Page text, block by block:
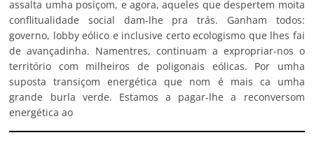
assalta umha posiçom, e agora, aqueles que despertem moita
conflitualidade social dam-lhe pra trás. Ganham todos:
governo, lobby eólico e inclusive certo ecologismo que lhes fai
de avançadinha. Namentres, continuam a expropriar-nos o
território com milheiros de poligonais eólicas. Por umha
suposta transiçom energética que nom é mais ca umha
grande burla verde. Estamos a pagar-lhe a reconversom
energética ao